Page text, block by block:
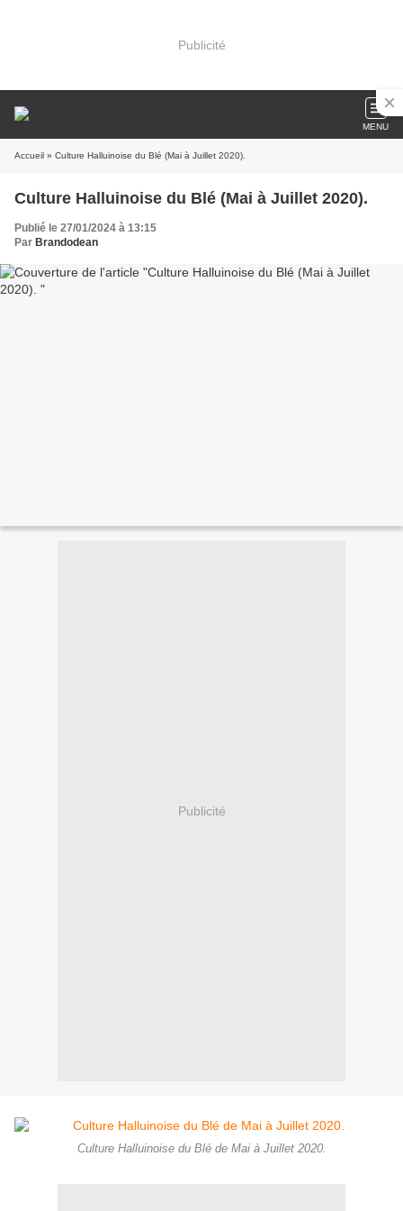
Publicité
MENU
Accueil » Culture Halluinoise du Blé (Mai à Juillet 2020).
Culture Halluinoise du Blé (Mai à Juillet 2020).
Publié le 27/01/2024 à 13:15
Par Brandodean
Publicité
Culture Halluinoise du Blé de Mai à Juillet 2020.